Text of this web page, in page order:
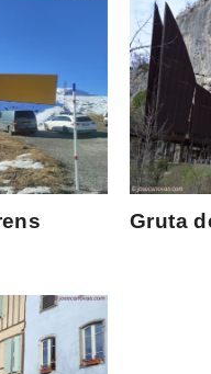
Gruta